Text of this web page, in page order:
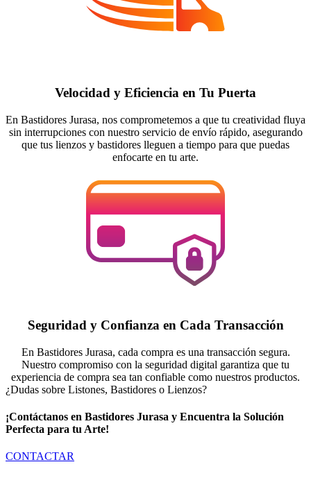
Velocidad y Eficiencia en Tu Puerta
En Bastidores Jurasa, nos comprometemos a que tu creatividad fluya
sin interrupciones con nuestro servicio de envío rápido, asegurando
que tus lienzos y bastidores lleguen a tiempo para que puedas
enfocarte en tu arte.
Seguridad y Confianza en Cada Transacción
En Bastidores Jurasa, cada compra es una transacción segura.
Nuestro compromiso con la seguridad digital garantiza que tu
experiencia de compra sea tan confiable como nuestros productos.
¿Dudas sobre Listones, Bastidores o Lienzos?
¡Contáctanos en Bastidores Jurasa y Encuentra la Solución
Perfecta para tu Arte!
CONTACTAR